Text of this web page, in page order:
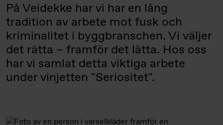
På Veidekke har vi har en lång
tradition av arbete mot fusk och
kriminalitet i byggbranschen. Vi väljer
det rätta – framför det lätta. Hos oss
har vi samlat detta viktiga arbete
under vinjetten "Seriositet".